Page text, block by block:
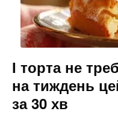
І торта не
на тиждень
за 30 хв